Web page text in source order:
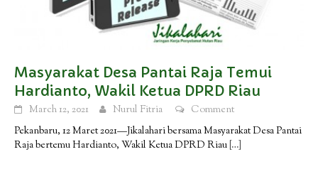
Masyarakat Desa Pantai Raja Temui
Hardianto, Wakil Ketua DPRD Riau
March 12, 2021 Nurul Fitria
Comment
Pekanbaru, 12 Maret 2021—Jikalahari bersama Masyarakat Desa Pantai
Raja bertemu Hardianto, Wakil Ketua DPRD Riau […]